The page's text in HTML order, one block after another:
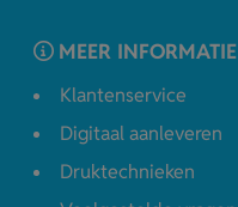
MEER INFORMATIE
Klantenservice
Digitaal aanleveren
Druktechnieken